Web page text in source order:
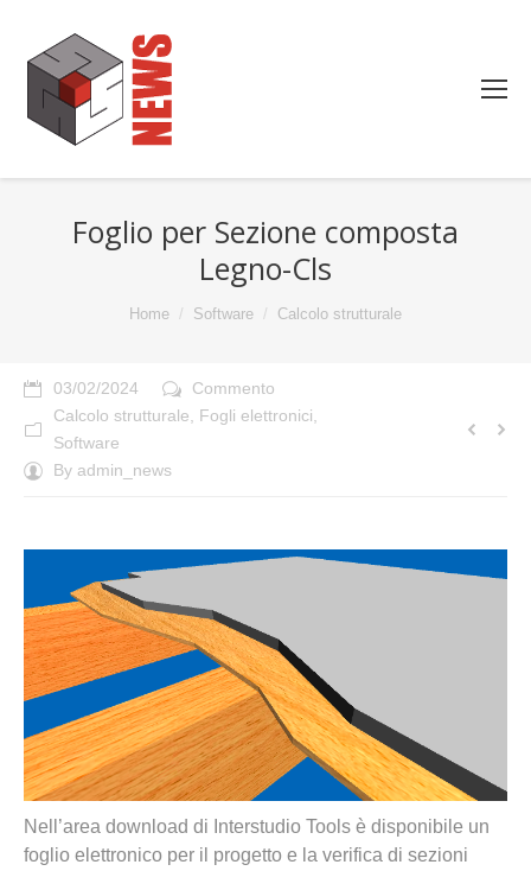
Foglio per Sezione composta
Legno-Cls
You are here:Home Software Calcolo strutturale
03/02/2024
Commento
Calcolo strutturale
Fogli elettronici
Software
By admin_news
Nell’area download di Interstudio Tools è disponibile un
foglio elettronico per il progetto e la verifica di sezioni